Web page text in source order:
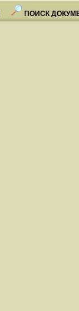
ПОИСК